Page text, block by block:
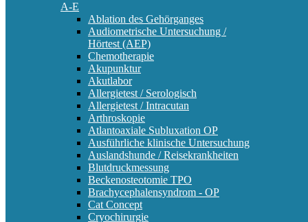
A-E
Ablation des Gehörganges
Audiometrische Untersuchung /
Hörtest (AEP)
Chemotherapie
Akupunktur
Akutlabor
Allergietest / Serologisch
Allergietest / Intracutan
Arthroskopie
Atlantoaxiale Subluxation OP
Ausführliche klinische Untersuchung
Auslandshunde / Reisekrankheiten
Blutdruckmessung
Beckenosteotomie TPO
Brachycephalensyndrom - OP
Cat Concept
Cryochirurgie